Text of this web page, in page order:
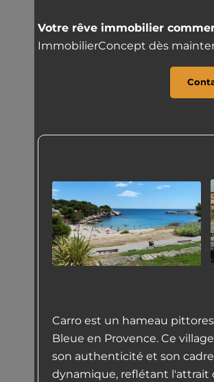
Votre rêve immobilier
ImmobilierConcept dès
Carro est un hameau
Bleue en Provence. Ce
son authenticité et son
dynamique, reflétant l'attrait